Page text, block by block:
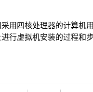
用四核处理器的计算机
虚拟机安装的过程和